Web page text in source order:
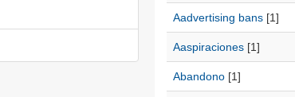
Aadvertising bans[1]
Aaspiraciones[1]
Abandono[1]